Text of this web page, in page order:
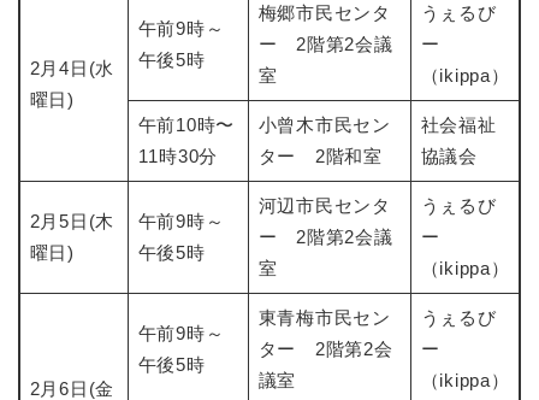
2月4日(水
曜日)
午前9時～
午後5時
梅郷市民センタ
ー 2階第2会議
室
うぇるび
ー
（ikippa）
午前10時〜
11時30分
小曾木市民セン
ター 2階和室
社会福祉
協議会
2月5日(木
曜日)
午前9時～
午後5時
河辺市民センタ
ー 2階第2会議
室
うぇるび
ー
（ikippa）
2月6日(金
午前9時～
午後5時
東青梅市民セン
ター 2階第2会
議室
うぇるび
ー
（ikippa）